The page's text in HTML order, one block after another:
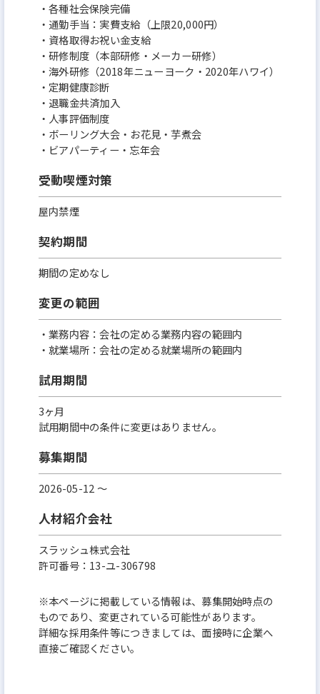
・各種社会保険完備
・通勤手当：実費支給（上限20,000円）
・資格取得お祝い金支給
・研修制度（本部研修・メーカー研修）
・海外研修（2018年ニューヨーク・2020年ハワイ）
・定期健康診断
・退職金共済加入
・人事評価制度
・ボーリング大会・お花見・芋煮会
・ビアパーティー・忘年会
受動喫煙対策
屋内禁煙
契約期間
期間の定めなし
変更の範囲
・業務内容：会社の定める業務内容の範囲内
・就業場所：会社の定める就業場所の範囲内
試用期間
3ヶ月
試用期間中の条件に変更はありません。
募集期間
2026-05-12 〜
人材紹介会社
スラッシュ株式会社
許可番号：13-ユ-306798
※本ページに掲載している情報は、募集開始時点の
ものであり、変更されている可能性があります。
詳細な採用条件等につきましては、面接時に企業へ
直接ご確認ください。